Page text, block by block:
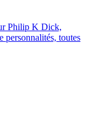
Philip K Dick,
personnalités, toutes